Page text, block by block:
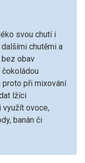
svou chutí i
chutěmi a
obav
proto při mixování
lžíci
využít ovoce,
banán či